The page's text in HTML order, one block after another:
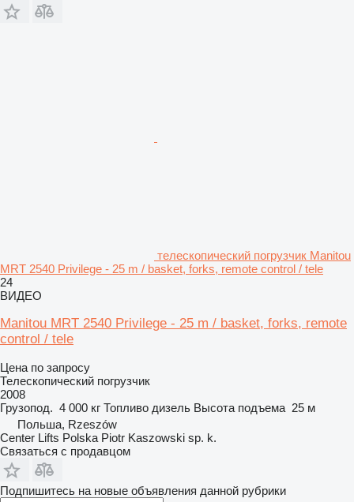
телескопический погрузчик Manitou
MRT 2540 Privilege - 25 m / basket, forks, remote control / tele
24
ВИДЕО
Manitou MRT 2540 Privilege - 25 m / basket, forks, remote
control / tele
Цена по запросу
Телескопический погрузчик
2008
Грузопод. 4 000 кг Топливо дизель Высота подъема 25 м
Польша, Rzeszów
Center Lifts Polska Piotr Kaszowski sp. k.
Связаться с продавцом
Подпишитесь на новые объявления данной рубрики